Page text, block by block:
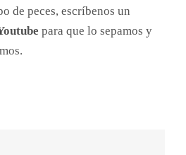
de peces, escríbenos un
para que lo sepamos y